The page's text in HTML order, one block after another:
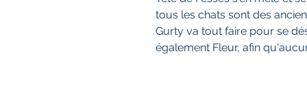
tous les chats sont des
Gurty va tout faire pour se
également Fleur, afin